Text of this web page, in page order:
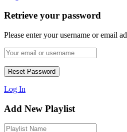
Retrieve your password
Please enter your username or email
Log In
Add New Playlist